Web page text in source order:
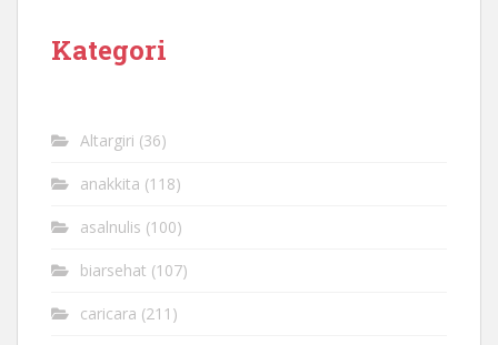
Kategori
Altargiri (36)
anakkita (118)
asalnulis (100)
biarsehat (107)
caricara (211)